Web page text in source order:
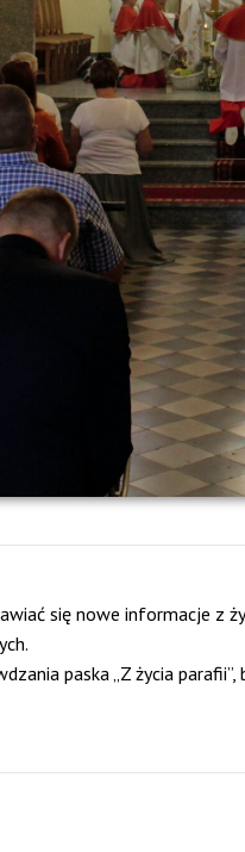
się nowe informacje z
paska „Z życia